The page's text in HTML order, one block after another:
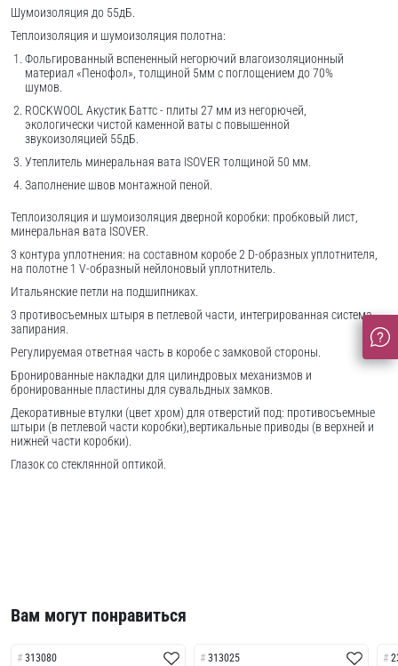
Шумоизоляция до 55дБ.
Теплоизоляция и шумоизоляция полотна:
Фольгированный вспененный негорючий влагоизоляционный
материал «Пенофол», толщиной 5мм с поглощением до 70%
шумов.
ROCKWOOL Акустик Баттс - плиты 27 мм из негорючей,
экологически чистой каменной ваты с повышенной
звукоизоляцией 55дБ.
Утеплитель минеральная вата ISOVER толщиной 50 мм.
Заполнение швов монтажной пеной.
Теплоизоляция и шумоизоляция дверной коробки: пробковый лист,
минеральная вата ISOVER.
3 контура уплотнения: на составном коробе 2 D-образных уплотнителя,
на полотне 1 V-образный нейлоновый уплотнитель.
Итальянские петли на подшипниках.
3 противосъемных штыря в петлевой части, интегрированная система
запирания.
Регулируемая ответная часть в коробе с замковой стороны.
Бронированные накладки для цилиндровых механизмов и
бронированные пластины для сувальдных замков.
Декоративные втулки (цвет хром) для отверстий под: противосъемные
штыри (в петлевой части коробки),вертикальные приводы (в верхней и
нижней части коробки).
Глазок со стеклянной оптикой.
Вам могут понравиться
313080 313025